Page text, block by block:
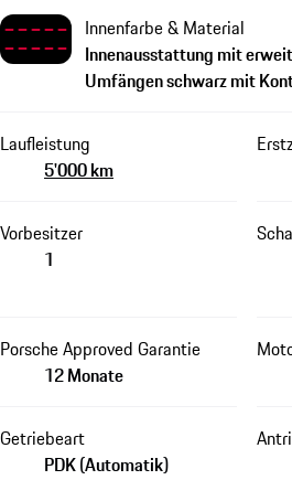
Innenfarbe & Material
Innenausstattung mit
Umfängen schwarz mit
Laufleistung
5'000 km
Vorbesitzer
1
Porsche Approved Garantie
12 Monate
Getriebeart
PDK (Automatik)